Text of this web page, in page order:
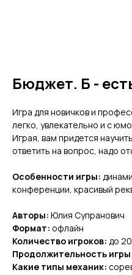
Бюджет. Б -
Игра для новичков и
легко, увлекательно и с
Играя, вам придется
ответить на вопрос, надо
Особенности игры:
конференции, красивый
Авторы: Юлия Супранович
Формат: офлайн
Количество игроков: до
Продолжительность
Какие типы механик: